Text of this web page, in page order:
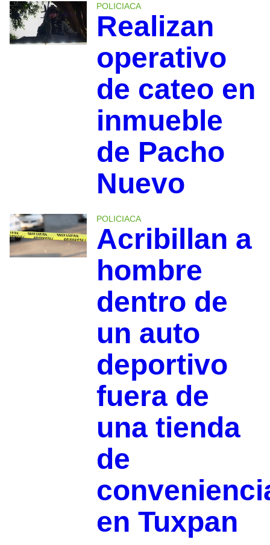
POLICIACA
Realizan
operativo
de cateo en
inmueble
de Pacho
Nuevo
POLICIACA
Acribillan a
hombre
dentro de
un auto
deportivo
fuera de
una tienda
de
en Tuxpan